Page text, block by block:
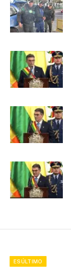
ESÚLTIMO